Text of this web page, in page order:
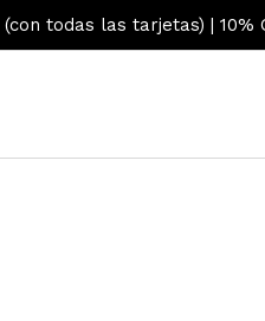
todas las tarjetas) |